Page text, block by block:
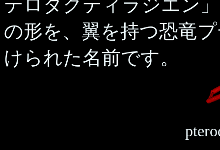
テロダクティラジエン
の形を、翼を持つ恐竜
けられた名前です。